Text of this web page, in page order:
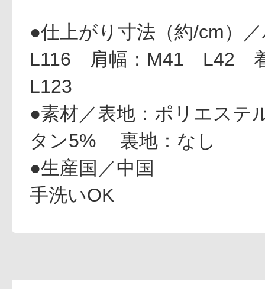
ギフト
ご利用ガイド
よくあるご質問
●仕上がり寸法（約/cm）
L116 肩幅：M41 L42
L123
●素材／表地：ポリエステ
タン5% 裏地：なし
●生産国／中国
手洗いOK